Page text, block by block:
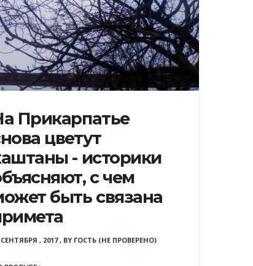
Прикарпатье
цветут
- историки
с чем
быть связана
СЕНТЯБРЯ , 2017, BY ГОСТЬ (НЕ ПРОВЕРЕНО)